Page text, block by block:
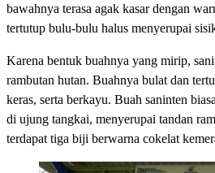
bawahnya terasa agak kasar dengan
tertutup bulu-bulu halus menyerupai
Karena bentuk buahnya yang mirip,
rambutan hutan. Buahnya bulat dan
keras, serta berkayu. Buah saninten
di ujung tangkai, menyerupai tandan
terdapat tiga biji berwarna cokelat